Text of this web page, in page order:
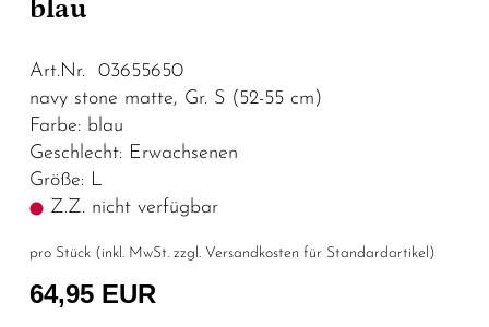
blau
Art.Nr. 03655650
navy stone matte, Gr. S (52-55 cm)
Farbe: blau
Geschlecht: Erwachsenen
Größe: L
Z.Z. nicht verfügbar
pro Stück (inkl. MwSt. zzgl. Versandkosten für Standardartikel )
64,95 EUR